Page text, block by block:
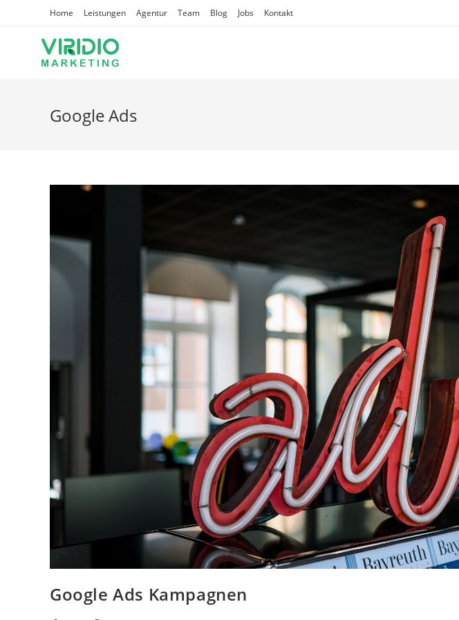
Home Leistungen Agentur Team Blog Jobs Kontakt
Google Ads
Google Ads Kampagnen